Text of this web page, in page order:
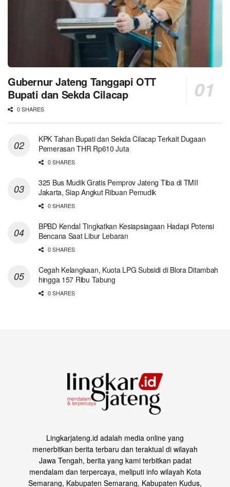
Gubernur Jateng Tanggapi OTT
Bupati dan Sekda Cilacap
0 SHARES
KPK Tahan Bupati dan Sekda Cilacap Terkait Dugaan
Pemerasan THR Rp610 Juta
0 SHARES
325 Bus Mudik Gratis Pemprov Jateng Tiba di TMII
Jakarta, Siap Angkut Ribuan Pemudik
0 SHARES
BPBD Kendal Tingkatkan Kesiapsiagaan Hadapi Potensi
Bencana Saat Libur Lebaran
0 SHARES
Cegah Kelangkaan, Kuota LPG Subsidi di Blora Ditambah
hingga 157 Ribu Tabung
0 SHARES
Lingkarjateng.id adalah media online yang
menerbitkan berita terbaru dan teraktual di wilayah
Jawa Tengah, berita yang kami terbitkan padat
mendalam dan terpercaya, meliputi info wilayah Kota
Semarang, Kabupaten Semarang, Kabupaten Kudus,